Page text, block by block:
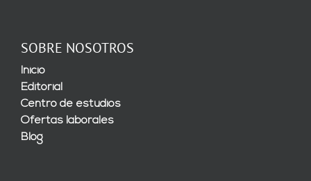
SOBRE NOSOTROS
Inicio
Editorial
Centro de estudios
Ofertas laborales
Blog